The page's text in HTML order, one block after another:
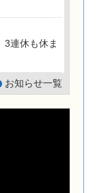
連休も休ま
お知らせ一覧